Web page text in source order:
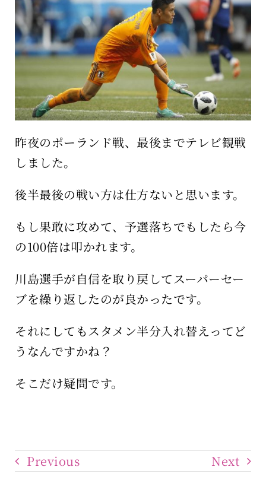
昨夜のポーランド戦、最後までテレビ観戦
しました。
後半最後の戦い方は仕方ないと思います。
もし果敢に攻めて、予選落ちでもしたら今
の100倍は叩かれます。
川島選手が自信を取り戻してスーパーセー
ブを繰り返したのが良かったです。
それにしてもスタメン半分入れ替えってど
うなんですかね？
そこだけ疑問です。
Previous Next